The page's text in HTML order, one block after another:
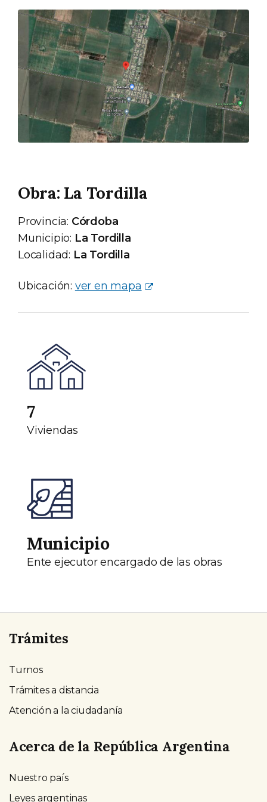
Obra: La Tordilla
Provincia: Córdoba
Municipio: La Tordilla
Localidad: La Tordilla
Ubicación: ver en mapa
7
Viviendas
Municipio
Ente ejecutor encargado de las obras
Trámites
Turnos
Trámites a distancia
Atención a la ciudadanía
Acerca de la República Argentina
Nuestro país
Leyes argentinas